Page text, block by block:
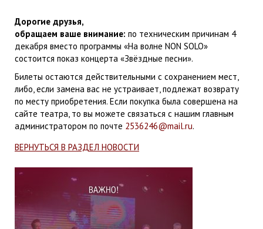
Дорогие друзья,
обращаем ваше внимание: по техническим причинам 4
декабря вместо программы «На волне NON SOLO»
состоится показ концерта «Звёздные песни».
Билеты остаются действительными с сохранением мест,
либо, если замена вас не устраивает, подлежат возврату
по месту приобретения. Если покупка была совершена на
сайте театра, то вы можете связаться с нашим главным
администратором по почте 2536246@mail.ru.
ВЕРНУТЬСЯ В РАЗДЕЛ НОВОСТИ